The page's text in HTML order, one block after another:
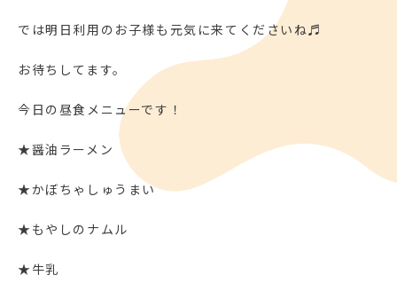
では明日利用のお子様も元気に来てくださいね♬
お待ちしてます。
今日の昼食メニューです！
★醤油ラーメン
★かぼちゃしゅうまい
★もやしのナムル
★牛乳